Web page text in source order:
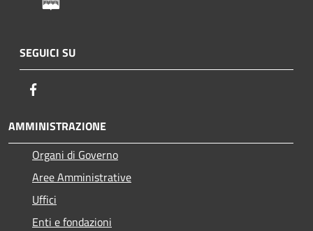
SEGUICI SU
AMMINISTRAZIONE
Organi di Governo
Aree Amministrative
Uffici
Enti e fondazioni